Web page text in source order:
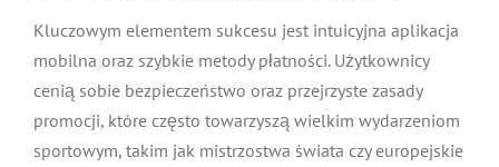
Kluczowym elementem sukcesu jest intuicyjna aplikacja
mobilna oraz szybkie metody płatności. Użytkownicy
cenią sobie bezpieczeństwo oraz przejrzyste zasady
promocji, które często towarzyszą wielkim wydarzeniom
sportowym, takim jak mistrzostwa świata czy europejskie